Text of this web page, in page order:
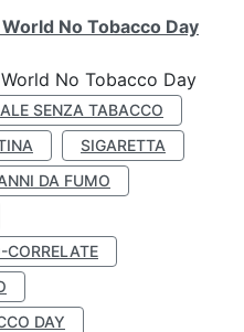
No Tobacco Day
No Tobacco Day
SENZA TABACCO
SIGARETTA
DA FUMO
CORRELATE
DAY